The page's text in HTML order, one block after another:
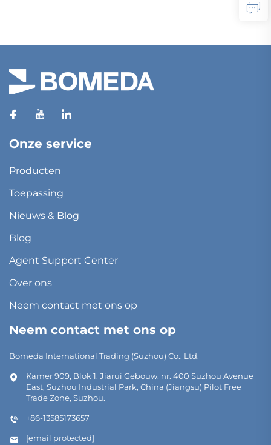
Onze service
Producten
Toepassing
Nieuws & Blog
Blog
Agent Support Center
Over ons
Neem contact met ons op
Neem contact met ons op
Bomeda International Trading (Suzhou) Co., Ltd.
Kamer 909, Blok 1, Jiarui Gebouw, nr. 400 Suzhou Avenue
East, Suzhou Industrial Park, China (Jiangsu) Pilot Free
Trade Zone, Suzhou.
+86-13585173657
[email protected]